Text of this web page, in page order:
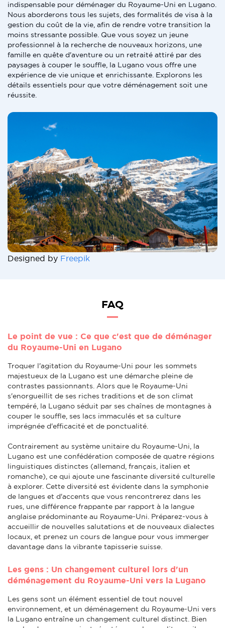
indispensable pour déménager du Royaume-Uni en Lugano.
Nous aborderons tous les sujets, des formalités de visa à la
gestion du coût de la vie, afin de rendre votre transition la
moins stressante possible. Que vous soyez un jeune
professionnel à la recherche de nouveaux horizons, une
famille en quête d'aventure ou un retraité attiré par des
paysages à couper le souffle, la Lugano vous offre une
expérience de vie unique et enrichissante. Explorons les
détails essentiels pour que votre déménagement soit une
réussite.
Designed by Freepik
FAQ
Le point de vue : Ce que c'est que de déménager
du Royaume-Uni en Lugano
Troquer l'agitation du Royaume-Uni pour les sommets
majestueux de la Lugano est une démarche pleine de
contrastes passionnants. Alors que le Royaume-Uni
s'enorgueillit de ses riches traditions et de son climat
tempéré, la Lugano séduit par ses chaînes de montagnes à
couper le souffle, ses lacs immaculés et sa culture
imprégnée d'efficacité et de ponctualité.
Contrairement au système unitaire du Royaume-Uni, la
Lugano est une confédération composée de quatre régions
linguistiques distinctes (allemand, français, italien et
romanche), ce qui ajoute une fascinante diversité culturelle
à explorer. Cette diversité est évidente dans la symphonie
de langues et d'accents que vous rencontrerez dans les
rues, une différence frappante par rapport à la langue
anglaise prédominante au Royaume-Uni. Préparez-vous à
accueillir de nouvelles salutations et de nouveaux dialectes
locaux, et prenez un cours de langue pour vous immerger
davantage dans la vibrante tapisserie suisse.
Les gens : Un changement culturel lors d'un
déménagement du Royaume-Uni vers la Lugano
Les gens sont un élément essentiel de tout nouvel
environnement, et un déménagement du Royaume-Uni vers
la Lugano entraîne un changement culturel distinct. Bien